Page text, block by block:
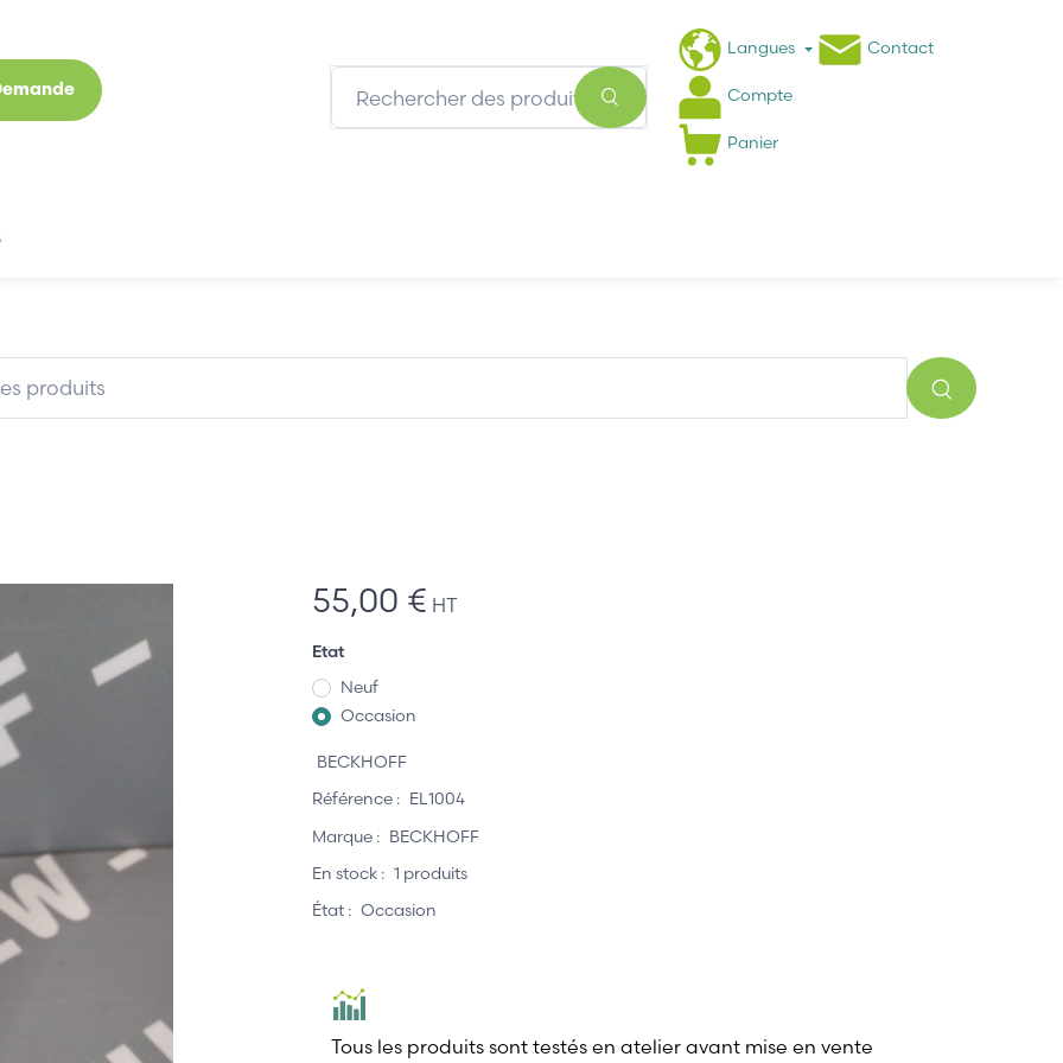
Langues Contact
Compte
Panier
55,00 € HT
Etat
Neuf
Occasion
BECKHOFF
Référence : EL1004
Marque : BECKHOFF
En stock : 1 produits
État : Occasion
Tous les produits sont testés en atelier avant mise en vente